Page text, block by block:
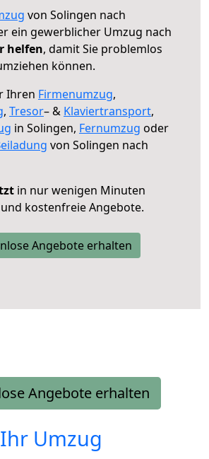
von Solingen nach
ein gewerblicher Umzug nach
helfen, damit Sie problemlos
können.
Ihren Firmenumzug,
, Tresor– & Klaviertransport,
in Solingen, Fernumzug oder
von Solingen nach
in nur wenigen Minuten
kostenfreie Angebote.
Angebote erhalten
Angebote erhalten
Ihr Umzug